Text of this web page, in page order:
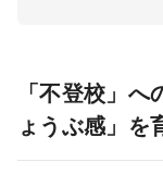
「不登校」
ょうぶ感」を